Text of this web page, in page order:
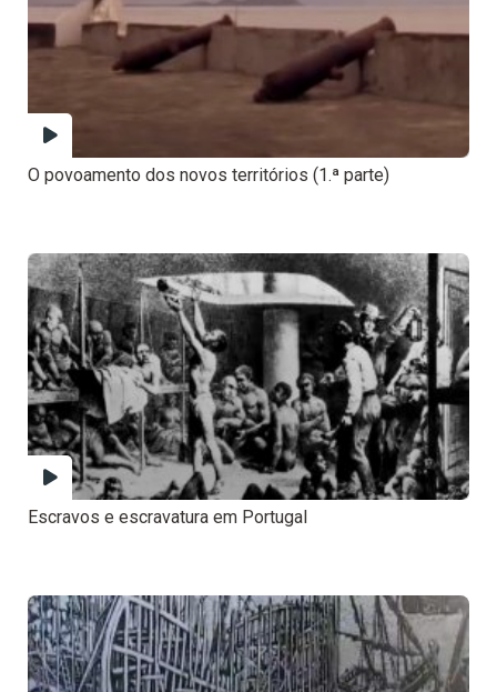
O povoamento dos novos territórios (1.ª parte)
Escravos e escravatura em Portugal